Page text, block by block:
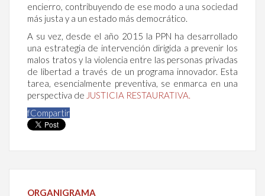
encierro, contribuyendo de ese modo a una sociedad
más justa y a un estado más democrático.
A su vez, desde el año 2015 la PPN ha desarrollado
una estrategia de intervención dirigida a prevenir los
malos tratos y la violencia entre las personas privadas
de libertad a través de un programa innovador. Esta
tarea, esencialmente preventiva, se enmarca en una
perspectiva de JUSTICIA RESTAURATIVA.
fCompartir
ORGANIGRAMA